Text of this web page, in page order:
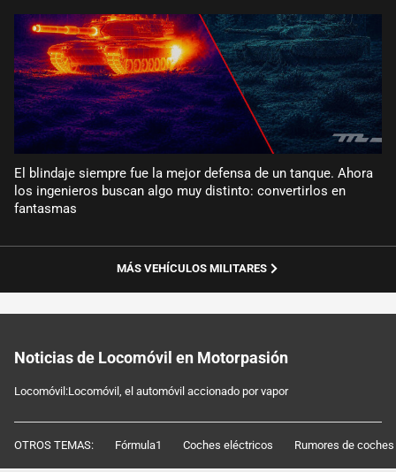
El blindaje siempre fue la mejor defensa de un tanque. Ahora
los ingenieros buscan algo muy distinto: convertirlos en
fantasmas
MÁS VEHÍCULOS MILITARES
Noticias de Locomóvil en Motorpasión
Locomóvil:Locomóvil, el automóvil accionado por vapor
OTROS TEMAS: Fórmula1 Coches eléctricos Rumores de coches